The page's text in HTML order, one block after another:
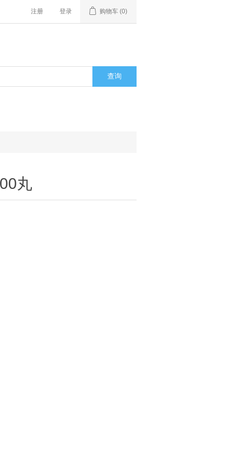
注册 登录 购物车 (0)
丸